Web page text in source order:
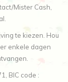
Mister Cash,
te kiezen. Hou
enkele dagen
BIC code :